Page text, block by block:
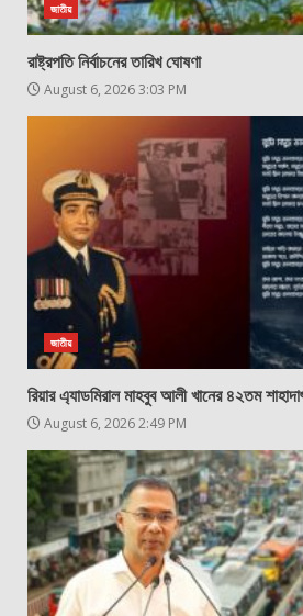
জাতীয়
রাষ্ট্রপতি নির্বাচনের তারিখ ঘোষণা
August 6, 2026 3:03 PM
জাতীয়
রিয়ার এ্যাডমিরাল মাহবুব আলী খানের ৪২তম
August 6, 2026 2:49 PM